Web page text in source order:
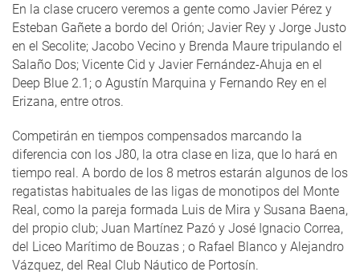
En la clase crucero veremos a gente como Javier Pérez y
Esteban Gañete a bordo del Orión; Javier Rey y Jorge Justo
en el Secolite; Jacobo Vecino y Brenda Maure tripulando el
Salaño Dos; Vicente Cid y Javier Fernández-Ahuja en el
Deep Blue 2.1; o Agustín Marquina y Fernando Rey en el
Erizana, entre otros.
Competirán en tiempos compensados marcando la
diferencia con los J80, la otra clase en liza, que lo hará en
tiempo real. A bordo de los 8 metros estarán algunos de los
regatistas habituales de las ligas de monotipos del Monte
Real, como la pareja formada Luis de Mira y Susana Baena,
del propio club; Juan Martínez Pazó y José Ignacio Correa,
del Liceo Marítimo de Bouzas ; o Rafael Blanco y Alejandro
Vázquez, del Real Club Náutico de Portosín.